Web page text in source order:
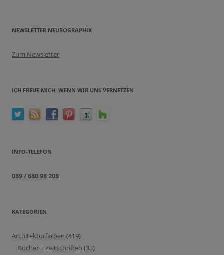
NEWSLETTER NEUROGRAPHIK
Zum Newsletter
ICH FREUE MICH, WENN WIR UNS VERNETZEN
INFO-TELEFON
089 / 680 98 208
KATEGORIEN
Architekturfarben (419)
Bücher + Zeitschriften (33)